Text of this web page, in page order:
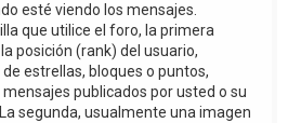
esté viendo los mensajes.
que utilice el foro, la primera
posición (rank) del usuario,
estrellas, bloques o puntos,
publicados por usted o su
segunda, usualmente una imagen